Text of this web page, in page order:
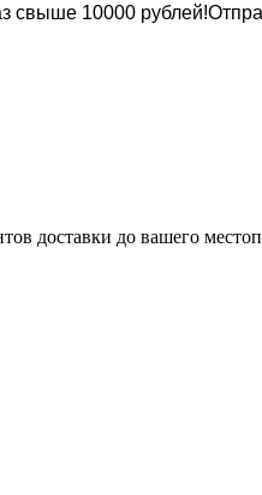
свыше 10000 рублей!
доставки до вашего